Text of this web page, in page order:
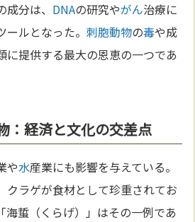
分は、 DNAの研究やがん治療に
ールとなった。刺胞動物の毒や成
に提供する最大の恩恵の一つであ
：経済と文化の交差点
や水産業にも影響を与えている。
クラゲが食材として珍重されてお
海蜇（くらげ）」はその一例であ